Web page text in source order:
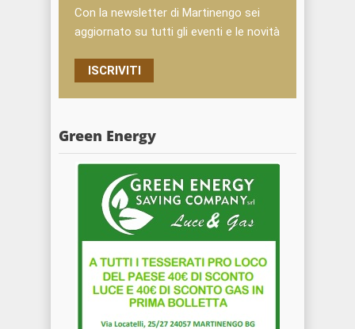
Con la newsletter di Martinengo sei
aggiornato su tutti gli eventi e le novità
ISCRIVITI
Green Energy